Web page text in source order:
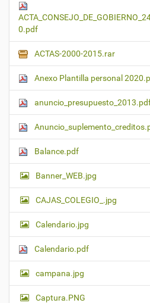
0.pdf
ACTAS-2000-2015.rar
Anexo Plantilla personal
Balance.pdf
Banner_WEB.jpg
CAJAS_COLEGIO_.jpg
Calendario.jpg
Calendario.pdf
campana.jpg
Captura.PNG